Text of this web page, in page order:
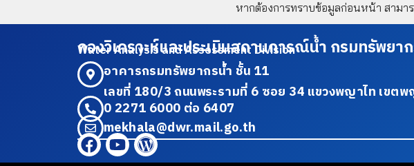
หากต้องการทราบข้อมูลก่อนหน้า สามาร
กองวิเคราะห์และประเมินสถานการณ์น้ำ กรมทรัพยา
Water Analysis and Assessment Division
อาคารกรมทรัพยากรน้ำ ชั้น 11
เลขที่ 180/3 ถนนพระรามที่ 6 ซอย 34 แขวงพญาไท เขต
0 2271 6000 ต่อ 6407
mekhala@dwr.mail.go.th